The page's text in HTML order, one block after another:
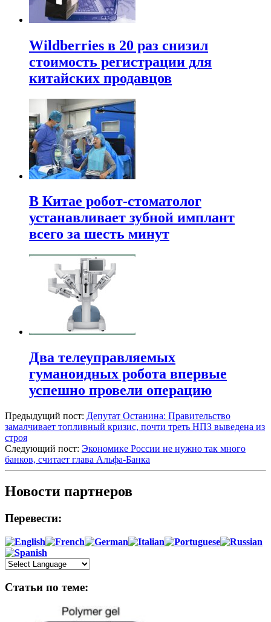
Wildberries в 20 раз снизил
стоимость регистрации для
китайских продавцов
В Китае робот-стоматолог
устанавливает зубной имплант
всего за шесть минут
Два телеуправляемых
гуманоидных робота впервые
успешно провели операцию
Предыдущий пост: Депутат Останина: Правительство
замалчивает топливный кризис, почти треть НПЗ выведена из
строя
Следующий пост: Экономике России не нужно так много
банков, считает глава Альфа-Банка
Новости партнеров
Перевести:
Статьи по теме: